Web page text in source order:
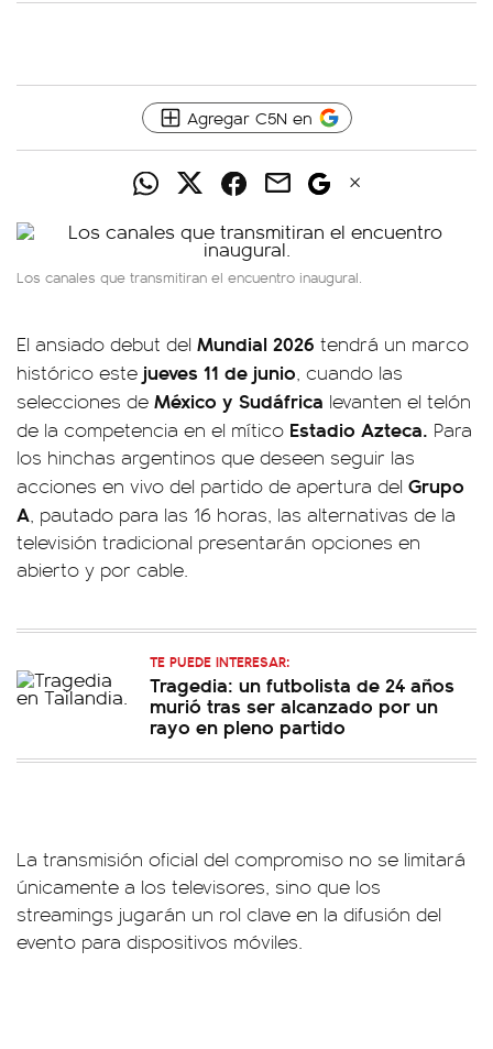
Agregar C5N en
Los canales que transmitiran el encuentro inaugural.
El ansiado debut del Mundial 2026 tendrá un marco
histórico este jueves 11 de junio, cuando las
selecciones de México y Sudáfrica levanten el telón
de la competencia en el mítico Estadio Azteca. Para
los hinchas argentinos que deseen seguir las
acciones en vivo del partido de apertura del Grupo
A, pautado para las 16 horas, las alternativas de la
televisión tradicional presentarán opciones en
abierto y por cable.
TE PUEDE INTERESAR:
Tragedia: un futbolista de 24 años
murió tras ser alcanzado por un
rayo en pleno partido
La transmisión oficial del compromiso no se limitará
únicamente a los televisores, sino que los
streamings jugarán un rol clave en la difusión del
evento para dispositivos móviles.